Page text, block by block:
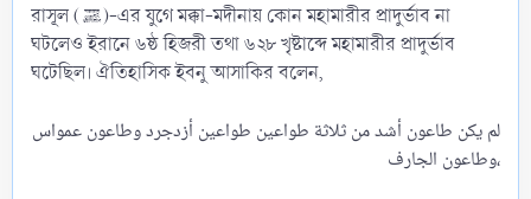
রাসূল (ﷺ)-এর যুগে মক্কা-মদীনায় কোন মহামারীর প্রাদুর্ভাব না
ঘটলেও ইরানে ৬ষ্ঠ হিজরী তথা ৬২৮ খৃষ্টাব্দে মহামারীর প্রাদুর্ভাব
ঘটেছিল। ঐতিহাসিক ইবনু আসাকির বলেন,
لم يكن طاعون أشد من ثلاثة طواعين طواعين أزدجرد وطاعون عمواس
وطاعون الجارف،​